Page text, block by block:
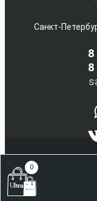
Санкт-
8
(С) 2005-2026
0